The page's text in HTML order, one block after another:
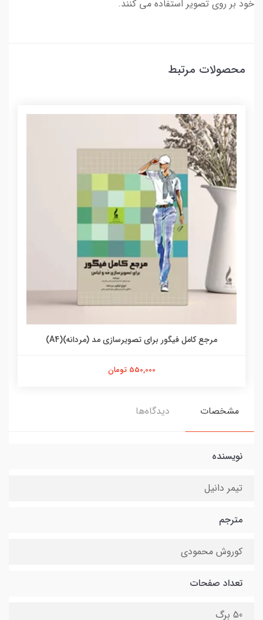
خود بر روی تصویر استفاده می کنند.
محصولات مرتبط
مرجع کامل فیگور برای تصویرسازی مد (مردانه)(A4)
550,000 تومان
مشخصات دیدگاه‌ها
نویسنده
تیمر دانیل
مترجم
کوروش محمودی
تعداد صفحات
50 برگ